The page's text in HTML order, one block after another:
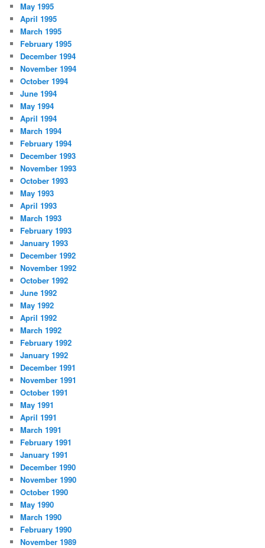
May 1995
April 1995
March 1995
February 1995
December 1994
November 1994
October 1994
June 1994
May 1994
April 1994
March 1994
February 1994
December 1993
November 1993
October 1993
May 1993
April 1993
March 1993
February 1993
January 1993
December 1992
November 1992
October 1992
June 1992
May 1992
April 1992
March 1992
February 1992
January 1992
December 1991
November 1991
October 1991
May 1991
April 1991
March 1991
February 1991
January 1991
December 1990
November 1990
October 1990
May 1990
March 1990
February 1990
November 1989